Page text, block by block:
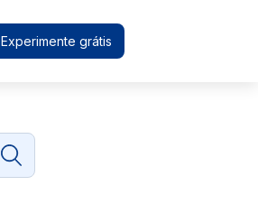
Experimente grátis